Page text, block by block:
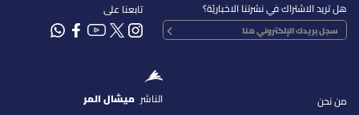
هل تريد الاشتراك في نشرتنا الاخباريّة؟ تابعنا على
من نحن
الناشر ميشال المر